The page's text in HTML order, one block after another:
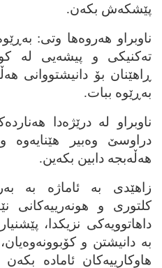
پێشکه‌ش بکه‌ن.
ناوبراو هه‌روه‌ها وتی:
ته‌کنیکی و پیشه‌یی له‌
ڕاهێنان بۆ دانیشتووانی
به‌ڕێوه‌ ببات.
ناوبراو له‌ درێژه‌دا
دراوسێ وه‌بیر هێنایه‌وه‌
هه‌ڵه‌بجه‌ دابین بکه‌ین.
زاهێدی به‌ ئاماژه‌ به‌
کلتوری و هونه‌رییه‌کانی
داهاتوویه‌کی نزیکدا،
به‌ دانیشتن و
هاوکارییه‌کان ئاماده‌ بکه‌ن